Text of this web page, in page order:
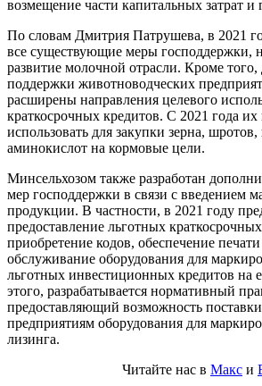
возмещение части капитальных затрат и
По словам Дмитрия Патрушева, в 2021
все существующие меры господдержки,
развитие молочной отрасли. Кроме
поддержки животноводческих
расширены направления целевого
краткосрочных кредитов. С 2021 года
использовать для закупки зерна,
аминокислот на кормовые цели.
Минсельхозом также разработан
мер господдержки в связи с введением
продукции. В частности, в 2021 году
предоставление льготных
приобретение кодов, обеспечение
обслуживание оборудования для
льготных инвестиционных кредитов на
этого, разрабатывается нормативный
предоставляющий возможность
предприятиям оборудования для
лизинга.
Читайте нас в Макс и